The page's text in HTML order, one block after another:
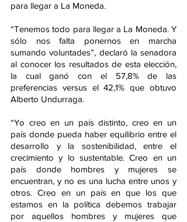
para llegar a La Moneda.
“Tenemos todo para llegar a La Moneda. Y
sólo nos falta ponernos en marcha
sumando voluntades”, declaró la senadora
al conocer los resultados de esta elección,
la cual ganó con el 57,8% de las
preferencias versus el 42,1% que obtuvo
Alberto Undurraga.
“Yo creo en un país distinto, creo en un
país donde pueda haber equilibrio entre el
desarrollo y la sostenibilidad, entre el
crecimiento y lo sustentable. Creo en un
país donde hombres y mujeres se
encuentran, y no es una lucha entre unos y
otros. Creo en un país en que los que
estamos en la política debemos trabajar
por aquellos hombres y mujeres que